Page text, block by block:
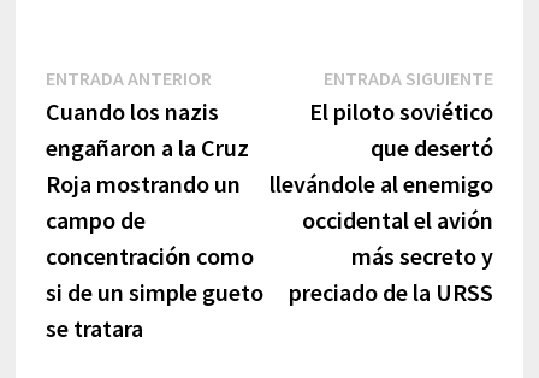
Navegación
de
entradas
ENTRADA ANTERIOREntrada
anterior:
Cuando los nazis
engañaron a la Cruz
Roja mostrando un
campo de
concentración como
si de un simple gueto
se tratara
ENTRADA SIGUIENTE
El piloto soviético
que desertó
llevándole al enemigo
occidental el avión
más secreto y
preciado de la URSS